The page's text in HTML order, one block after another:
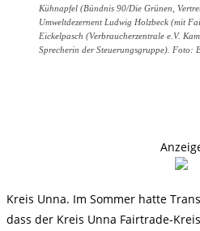
Kühnapfel (Bündnis 90/Die Grünen,
Umweltdezernent Ludwig Holzbeck (mit
Eickelpasch (Verbraucherzentrale e.V.
Sprecherin der Steuerungsgruppe). Foto:
Kreis Unna. Im Sommer hatte
dass der Kreis Unna Fairtrade-